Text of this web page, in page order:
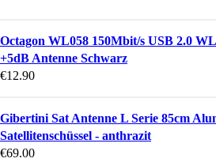
Octagon WL058 150Mbit/s USB 2.0
+5dB Antenne Schwarz
€12.90
Gibertini Sat Antenne L Serie 85cm
Satellitenschüssel - anthrazit
€69.00